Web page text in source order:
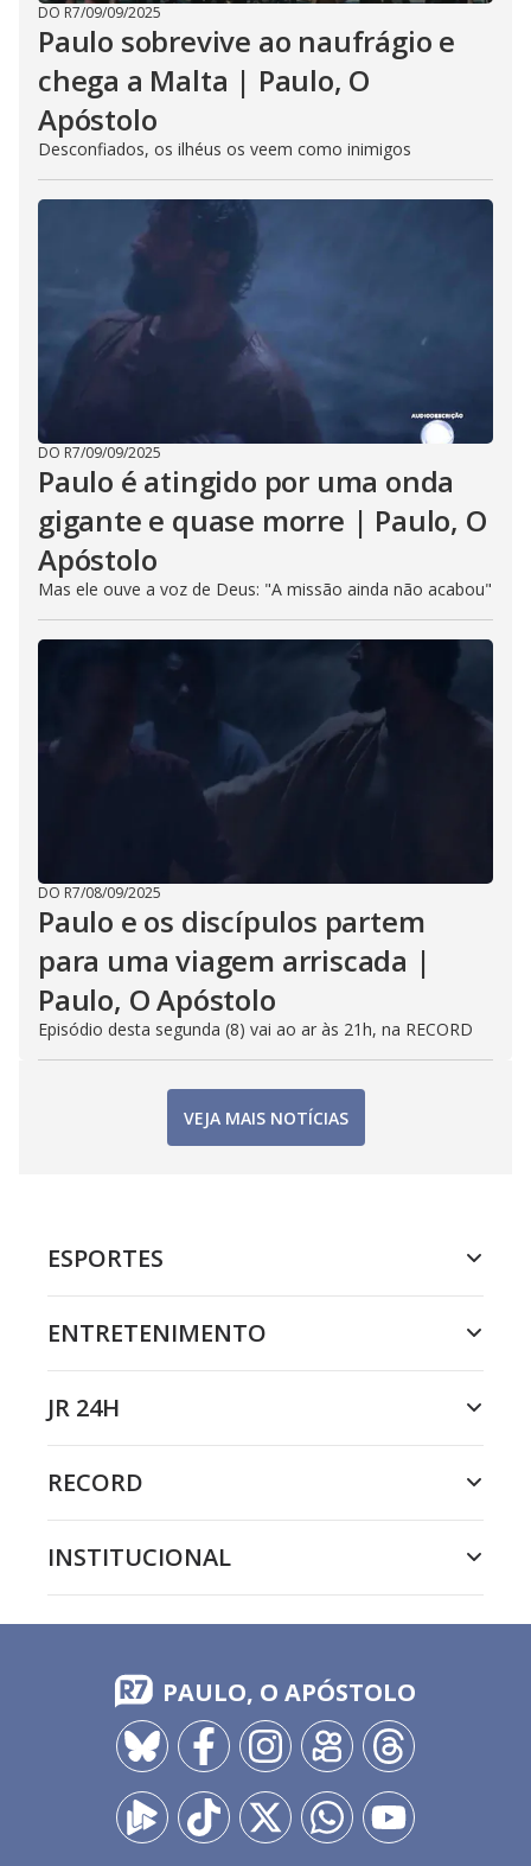
DO R7/09/09/2025
Paulo sobrevive ao naufrágio e
chega a Malta | Paulo, O
Apóstolo
Desconfiados, os ilhéus os veem como inimigos
DO R7/09/09/2025
Paulo é atingido por uma onda
gigante e quase morre | Paulo, O
Apóstolo
Mas ele ouve a voz de Deus: "A missão ainda não acabou"
DO R7/08/09/2025
Paulo e os discípulos partem
para uma viagem arriscada |
Paulo, O Apóstolo
Episódio desta segunda (8) vai ao ar às 21h, na RECORD
VEJA MAIS NOTÍCIAS
ESPORTES
ENTRETENIMENTO
JR 24H
RECORD
INSTITUCIONAL
PAULO, O APÓSTOLO